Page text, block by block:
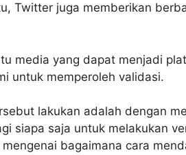
Twitter juga memberikan
media yang dapat menjadi
untuk memperoleh validasi.
lakukan adalah dengan
siapa saja untuk melakukan
bagaimana cara